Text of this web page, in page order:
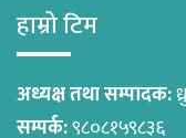
हाम्रो टिम
अध्यक्ष तथा सम्पादक:
सम्पर्क:९८०८१५९८३६